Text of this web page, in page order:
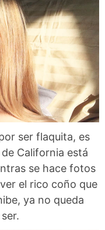
ser flaquita, es
California está
se hace fotos
el rico coño que
ya no queda